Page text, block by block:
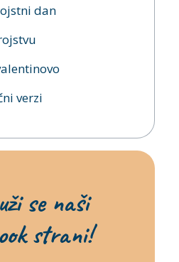
dan
verzi
se naši
strani!